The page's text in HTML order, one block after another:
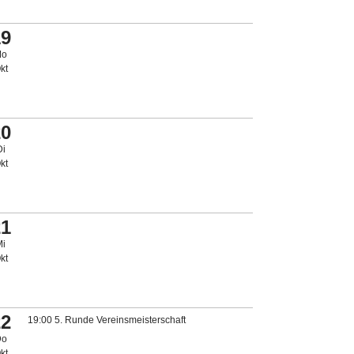
19:00 5. Runde Vereinsmeisterschaft